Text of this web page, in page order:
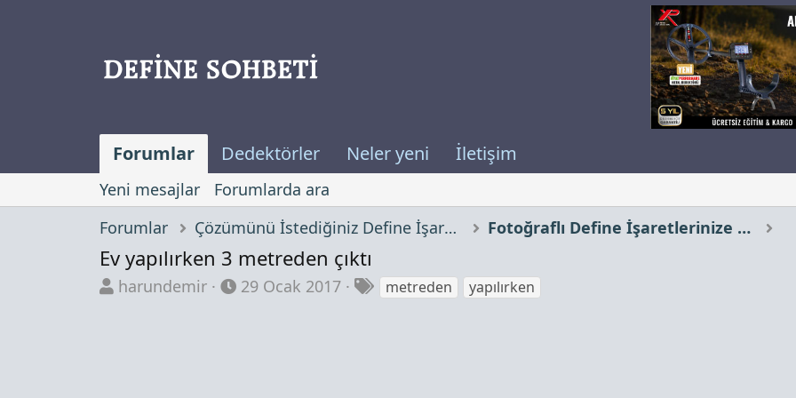
Forumlar Dedektörler Neler yeni İletişim
Yeni mesajlar
Forumlarda ara
Forumlar
Çözümünü İstediğiniz Define İşaretleri Fotoğraflı Define İşaretlerinize Yorumlar
Ev yapılırken 3 metreden çıktı
K
harundemir
B
29 Ocak 2017
Emetreden yapılırken